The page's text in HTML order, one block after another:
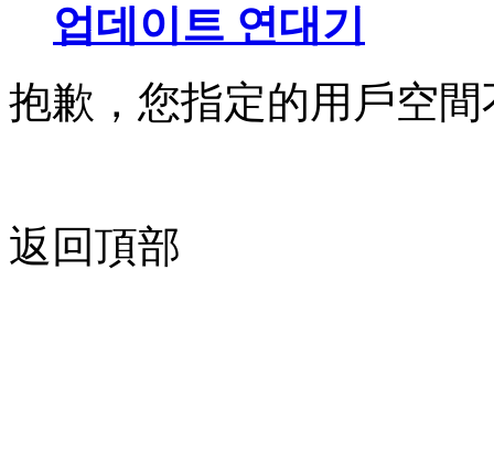
업데이트 연대기
抱歉，您指定的用戶空間
返回頂部